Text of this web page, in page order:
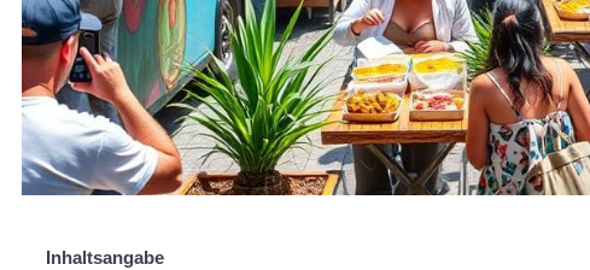
Inhaltsangabe